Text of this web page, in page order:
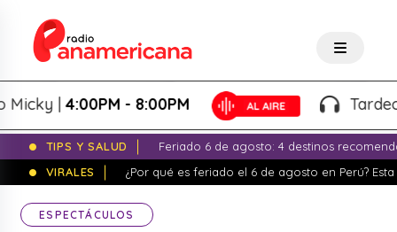
|4:00PM - 8:00PM Tardeo
TIPS Y SALUD
Feriado 6 de agosto: 4 destinos
VIRALES
¿Por qué es feriado el 6 de agosto en Perú?
ESPECTÁCULOS